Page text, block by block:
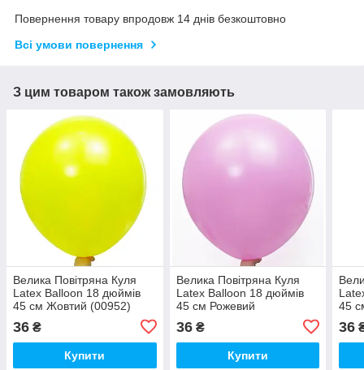
Повернення товару впродовж 14 днів безкоштовно
Всі умови повернення
З цим товаром також замовляють
Велика Повітряна Куля
Latex Balloon 18 дюймів
45 см Жовтий (00952)
36 ₴
Купити
Велика Повітряна Куля
Latex Balloon 18 дюймів
45 см Рожевий
36₴
Купити
45
36